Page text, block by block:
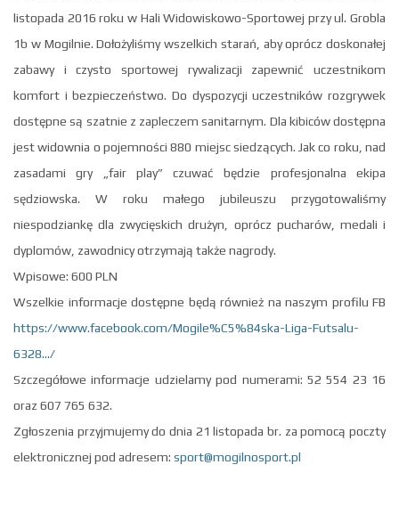
listopada 2016 roku w Hali Widowiskowo-Sportowej przy ul. Grobla
1b w Mogilnie. Dołożyliśmy wszelkich starań, aby oprócz doskonałej
zabawy i czysto sportowej rywalizacji zapewnić uczestnikom
komfort i bezpieczeństwo. Do dyspozycji uczestników rozgrywek
dostępne są szatnie z zapleczem sanitarnym. Dla kibiców dostępna
jest widownia o pojemności 880 miejsc siedzących. Jak co roku, nad
zasadami gry „fair play” czuwać będzie profesjonalna ekipa
sędziowska. W roku małego jubileuszu przygotowaliśmy
niespodziankę dla zwycięskich drużyn, oprócz pucharów, medali i
dyplomów, zawodnicy otrzymają także nagrody.
Wpisowe: 600 PLN
Wszelkie informacje dostępne będą również na naszym profilu FB
https://www.facebook.com/Mogile%C5%84ska-Liga-Futsalu-
6328…/
Szczegółowe informacje udzielamy pod numerami: 52 554 23 16
oraz 607 765 632.
Zgłoszenia przyjmujemy do dnia 21 listopada br. za pomocą poczty
elektronicznej pod adresem: sport@mogilnosport.pl